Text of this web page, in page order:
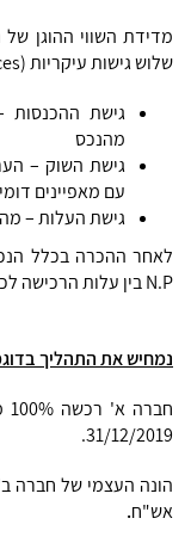
מדידת השווי ההוגן
שלוש גישות עיקריות (Best practices):
גישת ההכנסות –
מהנכס
גישת השוק –
עם מאפיינים
גישת העלות –
לאחר ההכרה בכלל
N.P בין עלות הרכישה לכלל הפריטים שזוהו.
נמחיש את התהליך
31/12/2019.
אש"ח.